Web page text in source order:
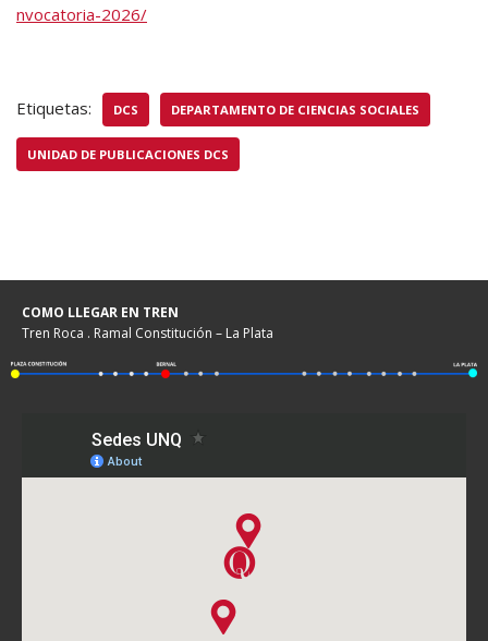
nvocatoria-2026/
Etiquetas: DCS DEPARTAMENTO DE CIENCIAS SOCIALES
UNIDAD DE PUBLICACIONES DCS
COMO LLEGAR EN TREN
Tren Roca . Ramal Constitución – La Plata